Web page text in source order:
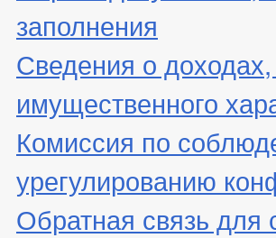
заполнения
Сведения о
имущественного
Комиссия по
урегулированию
Обратная связь